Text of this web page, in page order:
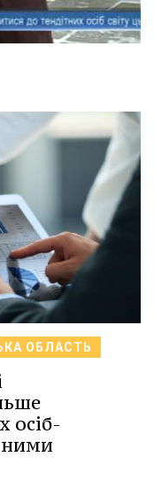
ОБЛАСТЬ
осіб-